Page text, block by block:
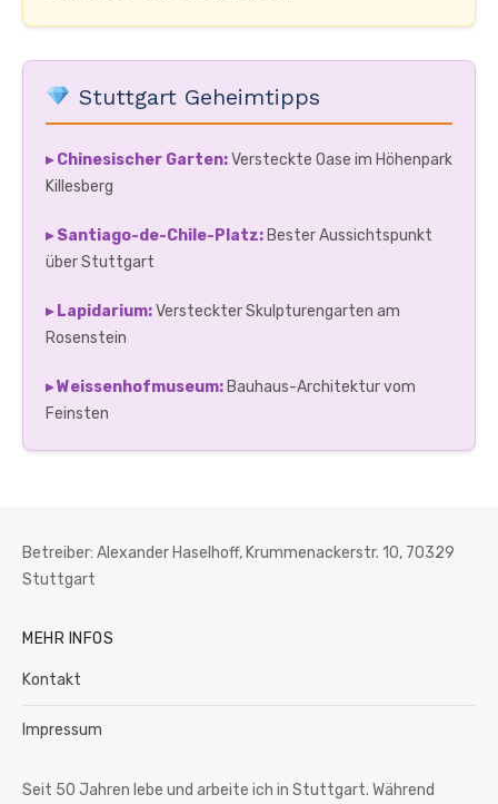
Stuttgart Geheimtipps
▸ Chinesischer Garten:Versteckte Oase im Höhenpark
Killesberg
▸ Santiago-de-Chile-Platz: Bester Aussichtspunkt
über Stuttgart
▸ Lapidarium:Versteckter Skulpturengarten am
Rosenstein
▸ Weissenhofmuseum: Bauhaus-Architektur vom
Feinsten
Betreiber: Alexander Haselhoff, Krummenackerstr. 10, 70329
Stuttgart
MEHR INFOS
Kontakt
Impressum
Seit 50 Jahren lebe und arbeite ich in Stuttgart. Während